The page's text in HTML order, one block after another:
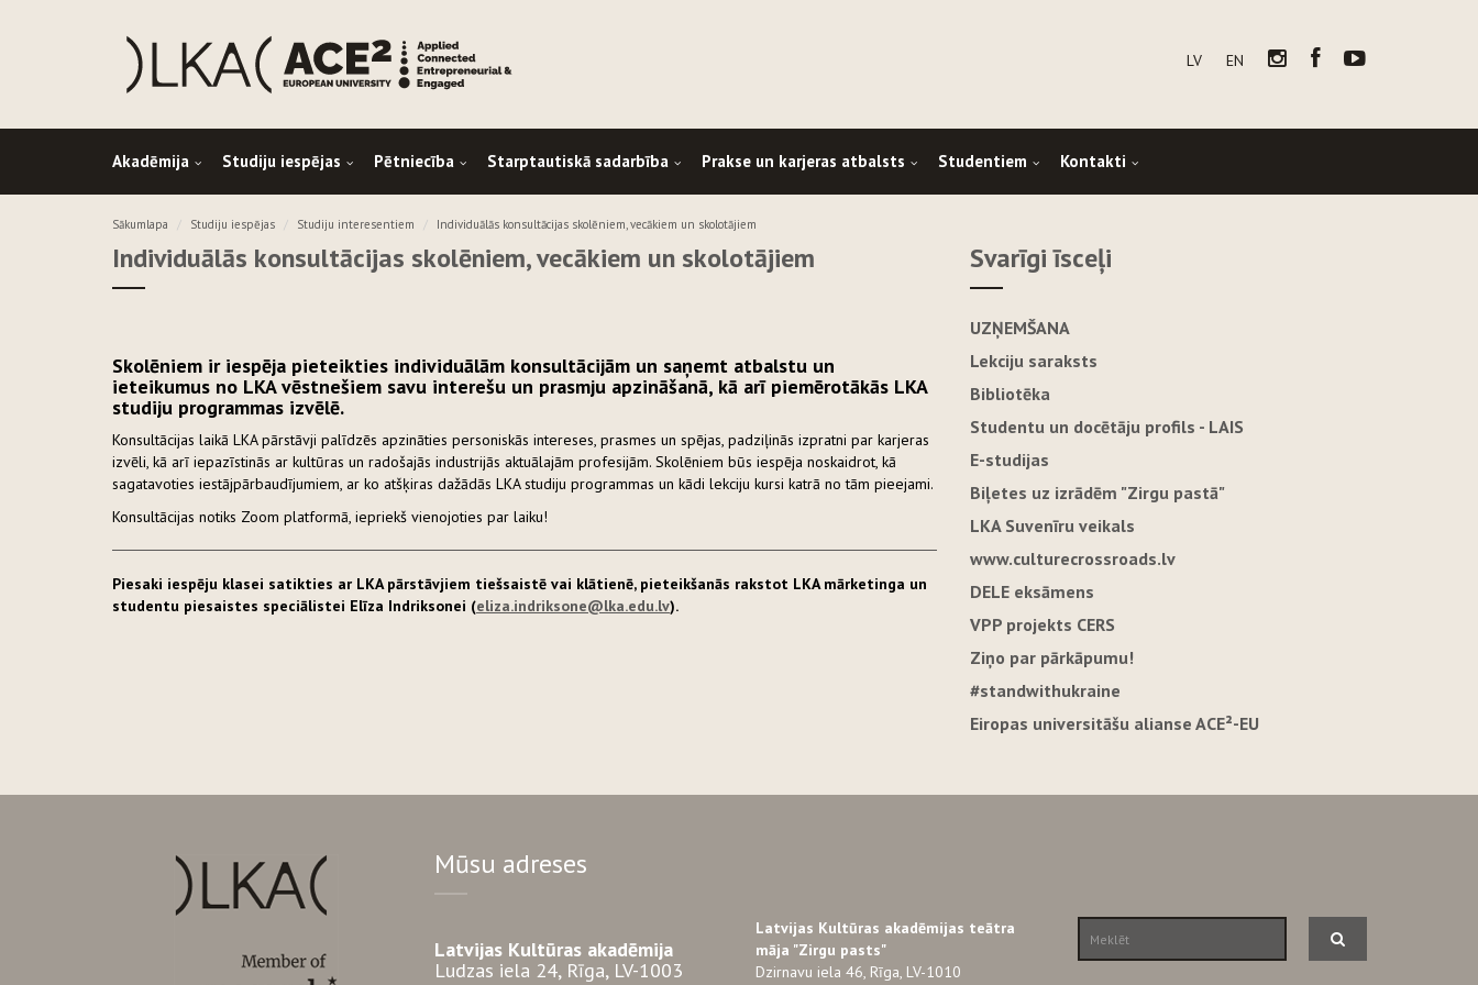
LV EN
Akadēmija Studiju iespējas Pētniecība Starptautiskā sadarbība Prakse un karjeras atbalsts Studentiem Kontakti
Sākumlapa Studiju iespējas Studiju interesentiem Individuālās konsultācijas skolēniem, vecākiem un skolotājiem
Individuālās konsultācijas skolēniem, vecākiem un skolotājiem
Skolēniem ir iespēja pieteikties individuālām konsultācijām un saņemt atbalstu un
ieteikumus no LKA vēstnešiem savu interešu un prasmju apzināšanā, kā arī piemērotākās LKA
studiju programmas izvēlē.
Konsultācijas laikā LKA pārstāvji palīdzēs apzināties personiskās intereses, prasmes un spējas, padziļinās izpratni par karjeras
izvēli, kā arī iepazīstinās ar kultūras un radošajās industrijās aktuālajām profesijām. Skolēniem būs iespēja noskaidrot, kā
sagatavoties iestājpārbaudījumiem, ar ko atšķiras dažādās LKA studiju programmas un kādi lekciju kursi katrā no tām pieejami.
Konsultācijas notiks Zoom platformā, iepriekš vienojoties par laiku!
Piesaki iespēju klasei satikties ar LKA pārstāvjiem tiešsaistē vai klātienē, pieteikšanās rakstot LKA mārketinga un
studentu piesaistes speciālistei Elīza Indriksonei (eliza.indriksone@lka.edu.lv).
Svarīgi īsceļi
UZŅEMŠANA
Lekciju saraksts
Bibliotēka
Studentu un docētāju profils - LAIS
E-studijas
Biļetes uz izrādēm "Zirgu pastā"
LKA Suvenīru veikals
www.culturecrossroads.lv
DELE eksāmens
VPP projekts CERS
Ziņo par pārkāpumu!
#standwithukraine
Eiropas universitāšu alianse ACE²-EU
Mūsu adreses
Latvijas Kultūras akadēmija
Ludzas iela 24, Rīga, LV-1003
Latvijas Kultūras akadēmijas teātra
māja "Zirgu pasts"
Dzirnavu iela 46, Rīga, LV-1010